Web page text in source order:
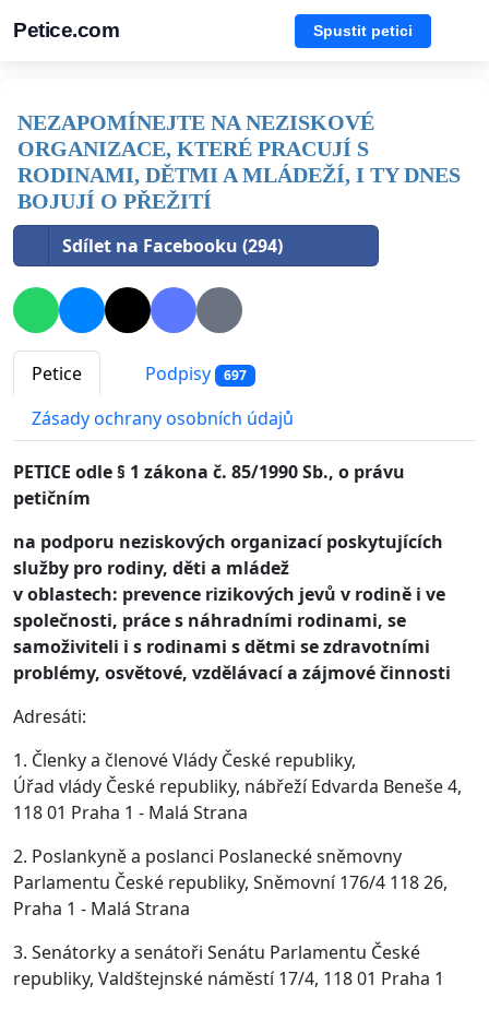
Petice.com Spustit petici
NEZAPOMÍNEJTE NA NEZISKOVÉ
ORGANIZACE, KTERÉ PRACUJÍ S
RODINAMI, DĚTMI A MLÁDEŽÍ, I TY DNES
BOJUJÍ O PŘEŽITÍ
Sdílet na Facebooku (294)
Petice Podpisy 697
Zásady ochrany osobních údajů
PETICE odle § 1 zákona č. 85/1990 Sb., o právu
petičním
na podporu neziskových organizací poskytujících
služby pro rodiny, děti a mládež
v oblastech: prevence rizikových jevů v rodině i ve
společnosti, práce s náhradními rodinami, se
samoživiteli i s rodinami s dětmi se zdravotními
problémy, osvětové, vzdělávací a zájmové činnosti
Adresáti:
1. Členky a členové Vlády České republiky,
Úřad vlády České republiky, nábřeží Edvarda Beneše 4,
118 01 Praha 1 - Malá Strana
2. Poslankyně a poslanci Poslanecké sněmovny
Parlamentu České republiky, Sněmovní 176/4 118 26,
Praha 1 - Malá Strana
3. Senátorky a senátoři Senátu Parlamentu České
republiky, Valdštejnské náměstí 17/4, 118 01 Praha 1